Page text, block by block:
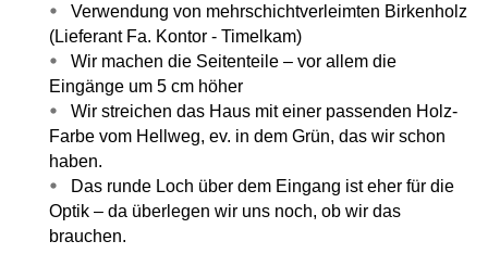
Verwendung von mehrschichtverleimten Birkenholz
(Lieferant Fa. Kontor - Timelkam)
Wir machen die Seitenteile – vor allem die
Eingänge um 5 cm höher
Wir streichen das Haus mit einer passenden Holz-
Farbe vom Hellweg, ev. in dem Grün, das wir schon
haben.
Das runde Loch über dem Eingang ist eher für die
Optik – da überlegen wir uns noch, ob wir das
brauchen.